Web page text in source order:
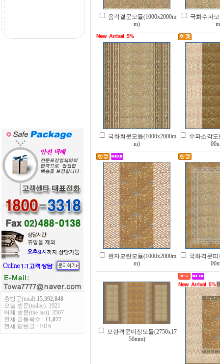
총방문(total):15,392,848
오늘 방문(today): 1921
어제 방문(the last): 3507
전체 글등록수 : 11,077
전체 답변글 : 1016
음각결문모듈(1000x2000m
m)
국화수파
국화회문모듈(1000x2000m
m)
수파소각도
완자모란모듈(1000x2000m
m)
국화격문띠
모란격문띠장모듈(2750x17
50mm)